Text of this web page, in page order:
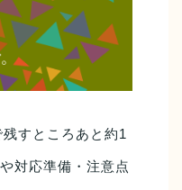
すところあと約1
対応準備・注意点